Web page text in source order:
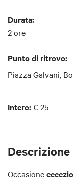
Durata:
2 ore
Punto di ritrovo:
Piazza Galvani,
Intero:€ 25
Descrizione
Occasione